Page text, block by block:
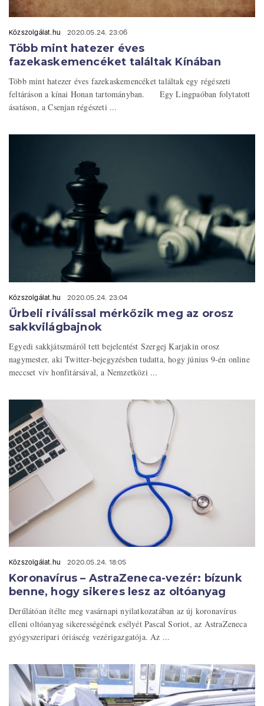
Közszolgálat.hu 2020.05.24. 23:06
Több mint hatezer éves
fazekaskemencéket találtak Kínában
Több mint hatezer éves fazekaskemencéket találtak egy régészeti
feltáráson a kínai Honan tartományban. Egy Lingpaóban folytatott
ásatáson, a Csenjan régészeti ...
Közszolgálat.hu 2020.05.24. 23:04
Űrbeli riválissal mérkőzik meg az orosz
sakkvilágbajnok
Egyedi sakkjátszmáról tett bejelentést Szergej Karjakin orosz
nagymester, aki Twitter-bejegyzésben tudatta, hogy június 9-én online
meccset vív honfitársával, a Nemzetközi ...
Közszolgálat.hu 2020.05.24. 18:05
Koronavírus – AstraZeneca-vezér: bízunk
benne, hogy sikeres lesz az oltóanyag
Derűlátóan ítélte meg vasárnapi nyilatkozatában az új koronavírus
elleni oltóanyag sikerességének esélyét Pascal Soriot, az AstraZeneca
gyógyszeripari óriáscég vezérigazgatója. Az ...